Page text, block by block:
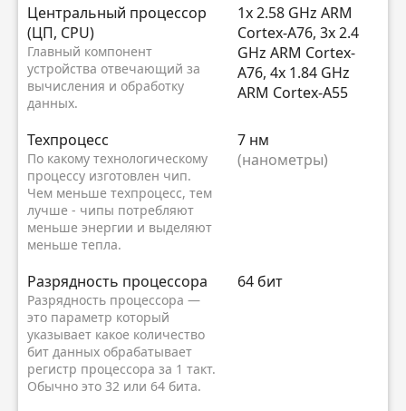
Центральный процессор
(ЦП, CPU)
Главный компонент
устройства отвечающий за
вычисления и обработку
данных.
1x 2.58 GHz ARM
Cortex-A76, 3x 2.4
GHz ARM Cortex-
A76, 4x 1.84 GHz
ARM Cortex-A55
Техпроцесс
По какому технологическому
процессу изготовлен чип.
Чем меньше техпроцесс, тем
лучше - чипы потребляют
меньше энергии и выделяют
меньше тепла.
7 нм
(нанометры)
Разрядность процессора
Разрядность процессора —
это параметр который
указывает какое количество
бит данных обрабатывает
регистр процессора за 1 такт.
Обычно это 32 или 64 бита.
64 бит